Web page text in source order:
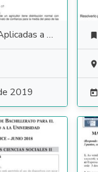
Ciencias Sociales
2019


